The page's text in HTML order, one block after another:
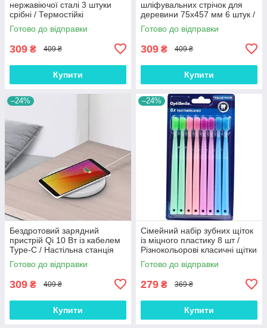
нержавіючої сталі 3 штуки
срібні / Термостійкі
антистатичні щипці для
дрібних деталей
Готово до відправки
309 ₴ 409 ₴
Купити
шліфувальних стрічок для
деревини 75х457 мм 6 штук /
Запасні наждачні стрічки
різної зернистості
Готово до відправки
309 ₴ 409 ₴
Купити
–24%
Бездротовий зарядний
пристрій Qi 10 Вт із кабелем
Type-C / Настільна станція
для безпечної зарядки
смартфонів
Готово до відправки
309 ₴ 409 ₴
Купити
–24%
Сімейний набір зубних щіток
із міцного пластику 8 шт /
Різнокольорові класичні щітки
для щоденної гігієни рота
Готово до відправки
279 ₴ 369 ₴
Купити